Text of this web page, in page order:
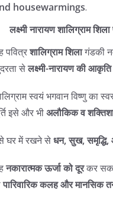
housewarmings.
लक्ष्मी नारायण शालिग्राम
पवित्रशालिग्राम शिलागंडकी
सेलक्ष्मी-नारायण की आकृति
स्वयं भगवान विष्णु का
इसे और भीअलौकिक व
घर में रखने सेधन, सुख, समृद्धि,
नकारात्मक ऊर्जा को दूरकर
पारिवारिक कलह और मानसिक